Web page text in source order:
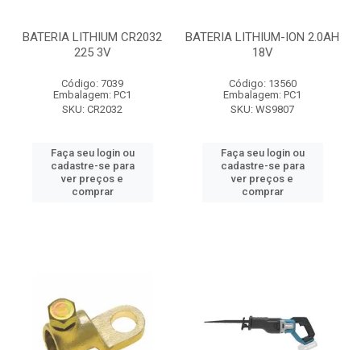
BATERIA LITHIUM CR2032
225 3V
Código: 7039
Embalagem: PC1
SKU: CR2032
Faça seu login ou
cadastre-se para
ver preços e
comprar
BATERIA LITHIUM-ION 2.0AH
18V
Código: 13560
Embalagem: PC1
SKU: WS9807
Faça seu login ou
cadastre-se para
ver preços e
comprar